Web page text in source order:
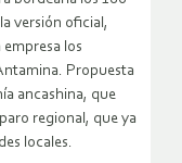
versión oficial,
los
Propuesta
ancashina, que
regional, que ya
locales.